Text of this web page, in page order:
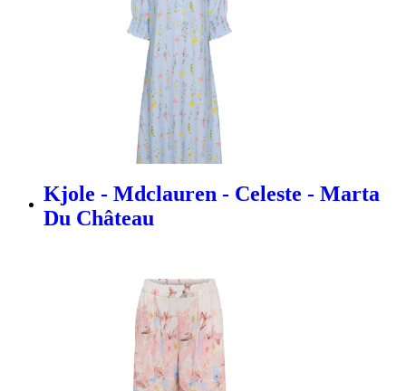
Kjole - Mdclauren - Celeste - Marta
Du Château